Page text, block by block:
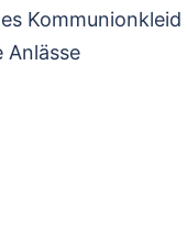
Kommunionkleid
Anlässe